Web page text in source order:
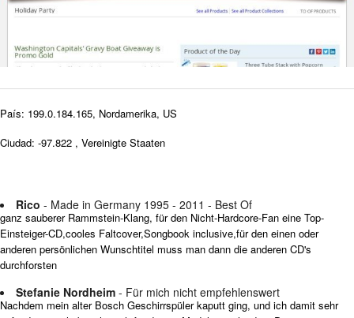
País: 199.0.184.165, Nordamerika, US
Ciudad: -97.822 , Vereinigte Staaten
Rico - Made in Germany 1995 - 2011 - Best Of
ganz sauberer Rammstein-Klang, für den Nicht-Hardcore-Fan eine Top-
Einsteiger-CD,cooles Faltcover,Songbook inclusive,für den einen oder
anderen persönlichen Wunschtitel muss man dann die anderen CD's
durchforsten
Stefanie Nordheim - Für mich nicht empfehlenswert
Nachdem mein alter Bosch Geschirrspüler kaputt ging, und ich damit sehr